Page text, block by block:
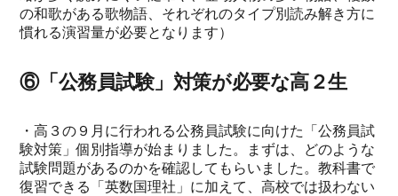
の和歌がある歌物語、それぞれのタイプ別読み解き方に
慣れる演習量が必要となります）
⑥「公務員試験」対策が必要な高２生
・高３の９月に行われる公務員試験に向けた「公務員試
験対策」個別指導が始まりました。まずは、どのような
試験問題があるのかを確認してもらいました。教科書で
復習できる「英数国理社」に加えて、高校では扱わない